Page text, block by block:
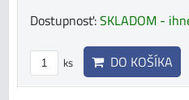
Dostupnosť:SKLADOM -
ks DO KOŠÍKA